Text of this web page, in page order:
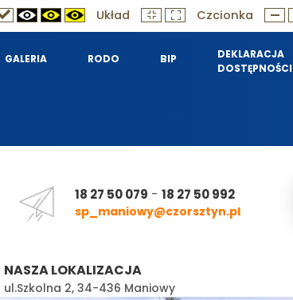
Układ Czcionka
GALERIA RODO BIP
DEKLARACJA
DOSTĘPNOŚCI
18 27 50 079 - 18 27 50 992
sp_maniowy@czorsztyn.pl
NASZA LOKALIZACJA
ul.Szkolna 2, 34-436 Maniowy